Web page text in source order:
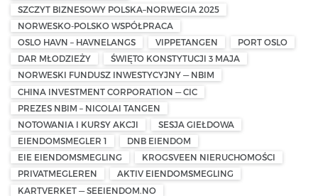
SZCZYT BIZNESOWY POLSKA–NORWEGIA 2025
NORWESKO-POLSKO WSPÓŁPRACA
OSLO HAVN – HAVNELANGS
VIPPETANGEN
PORT OSLO
DAR MŁODZIEŻY
ŚWIĘTO KONSTYTUCJI 3 MAJA
NORWESKI FUNDUSZ INWESTYCYJNY — NBIM
CHINA INVESTMENT CORPORATION — CIC
PREZES NBIM – NICOLAI TANGEN
NOTOWANIA I KURSY AKCJI
SESJA GIEŁDOWA
EIENDOMSMEGLER 1
DNB EIENDOM
EIE EIENDOMSMEGLING
KROGSVEEN NIERUCHOMOŚCI
PRIVATMEGLEREN
AKTIV EIENDOMSMEGLING
KARTVERKET — SEEIENDOM.NO